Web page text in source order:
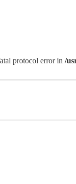
protocol error in /